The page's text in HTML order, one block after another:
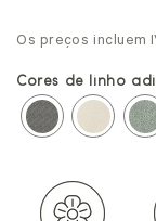
Os preços incluem
Cores de linho